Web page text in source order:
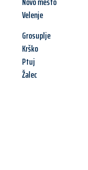
Velenje
Grosuplje
Krško
Ptuj
Žalec